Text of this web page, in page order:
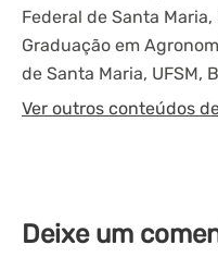
Federal de Santa
Graduação em
de Santa Maria, UFSM,
Ver outros conteúdos
Deixe um